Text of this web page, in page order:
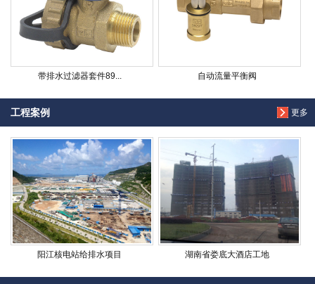
带排水过滤器套件89... 自动流量平衡阀
更多
工程案例
阳江核电站给排水项目 湖南省娄底大酒店工地